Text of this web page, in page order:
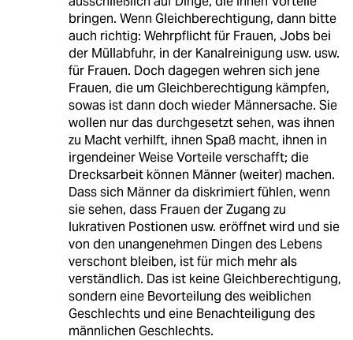
bringen. Wenn Gleichberechtigung, dann bitte
auch richtig: Wehrpflicht für Frauen, Jobs bei
der Müllabfuhr, in der Kanalreinigung usw. usw.
für Frauen. Doch dagegen wehren sich jene
Frauen, die um Gleichberechtigung kämpfen,
sowas ist dann doch wieder Männersache. Sie
wollen nur das durchgesetzt sehen, was ihnen
zu Macht verhilft, ihnen Spaß macht, ihnen in
irgendeiner Weise Vorteile verschafft; die
Drecksarbeit können Männer (weiter) machen.
Dass sich Männer da diskrimiert fühlen, wenn
sie sehen, dass Frauen der Zugang zu
lukrativen Postionen usw. eröffnet wird und sie
von den unangenehmen Dingen des Lebens
verschont bleiben, ist für mich mehr als
verständlich. Das ist keine Gleichberechtigung,
sondern eine Bevorteilung des weiblichen
Geschlechts und eine Benachteiligung des
männlichen Geschlechts.